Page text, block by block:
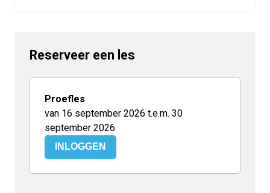
Reserveer een les
Proefles
van 16 september 2026 t.e.m. 30
september 2026
INLOGGEN